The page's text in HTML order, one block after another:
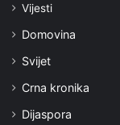
Vijesti
Domovina
Svijet
Crna kronika
Dijaspora